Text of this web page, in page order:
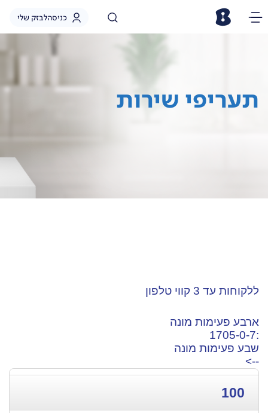
כניסהלבזק שלי
תעריפי שירות
ללקוחות עד 3 קווי טלפון
ארבע פעימות מונה
:1705-0-7
שבע פעימות מונה
-->
100